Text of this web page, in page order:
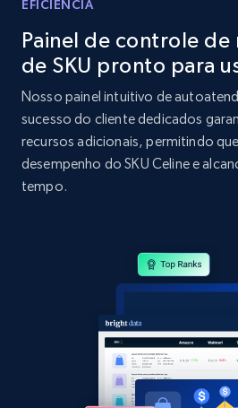
URL, Domain, Country code,
Sku, Product id, Product
and more.
2.1K+ 355+
URL, Domain, Country code,
Sku, Product id, Product name,
355+
EFICIÊNCIA
Painel de controle de
de SKU pronto para
Nosso painel intuitivo de
sucesso do cliente dedicados
recursos adicionais, permitindo
desempenho do SKU Celine e
tempo.